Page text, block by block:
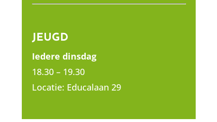
JEUGD
Iedere dinsdag
18.30 – 19.30
Locatie: Educalaan 29